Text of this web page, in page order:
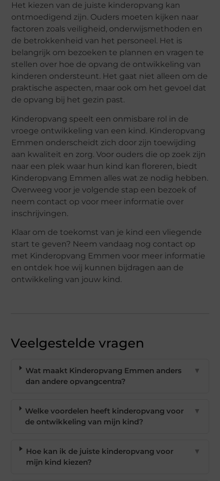
Het kiezen van de juiste kinderopvang kan
ontmoedigend zijn. Ouders moeten kijken naar
factoren zoals veiligheid, onderwijsmethoden en
de betrokkenheid van het personeel. Het is
belangrijk om bezoeken te plannen en vragen te
stellen over hoe de opvang de ontwikkeling van
kinderen ondersteunt. Het gaat niet alleen om de
praktische aspecten, maar ook om het gevoel dat
de opvang bij het gezin past.
Kinderopvang speelt een onmisbare rol in de
vroege ontwikkeling van een kind. Kinderopvang
Emmen onderscheidt zich door zijn toewijding
aan kwaliteit en zorg. Voor ouders die op zoek zijn
naar een plek waar hun kind kan floreren, biedt
Kinderopvang Emmen alles wat ze nodig hebben.
Overweeg voor je volgende stap een bezoek of
neem contact op voor meer informatie over
inschrijvingen.
Klaar om de toekomst van je kind een vliegende
start te geven? Neem vandaag nog contact op
met Kinderopvang Emmen voor meer informatie
en ontdek hoe wij kunnen bijdragen aan de
ontwikkeling van jouw kind.
Veelgestelde vragen
Wat maakt Kinderopvang Emmen anders
dan andere opvangcentra?
▼
Welke voordelen heeft kinderopvang voor
de ontwikkeling van mijn kind?
▼
Hoe kan ik de juiste kinderopvang voor
mijn kind kiezen?
▼